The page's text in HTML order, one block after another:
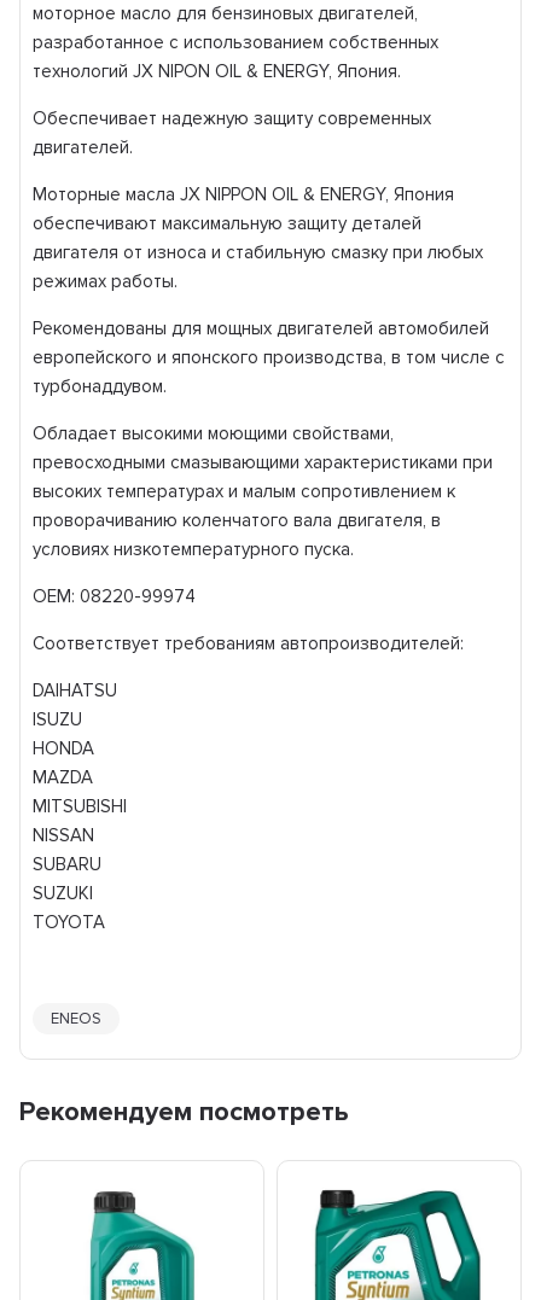
моторное масло для бензиновых двигателей,
разработанное с использованием собственных
технологий JX NIPON OIL & ENERGY, Япония.
Обеспечивает надежную защиту современных
двигателей.
Моторные масла JX NIPPON OIL & ENERGY, Япония
обеспечивают максимальную защиту деталей
двигателя от износа и стабильную смазку при любых
режимах работы.
Рекомендованы для мощных двигателей автомобилей
европейского и японского производства, в том числе с
турбонаддувом.
Обладает высокими моющими свойствами,
превосходными смазывающими характеристиками при
высоких температурах и малым сопротивлением к
проворачиванию коленчатого вала двигателя, в
условиях низкотемпературного пуска.
ОЕМ: 08220-99974
Соответствует требованиям автопроизводителей:
DAIHATSU
ISUZU
HONDA
MAZDA
MITSUBISHI
NISSAN
SUBARU
SUZUKI
TOYOTA
ENEOS
Рекомендуем посмотреть